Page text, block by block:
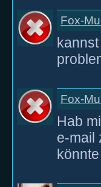
Fox-
Fox-
Hab
e-mail